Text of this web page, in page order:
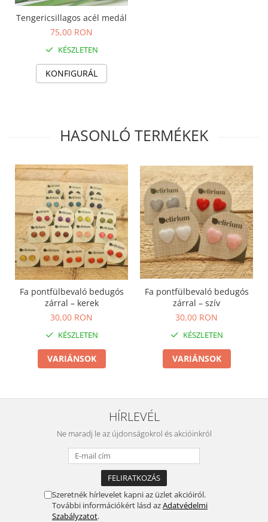
Tengericsillagos acél medál
75,00 RON
KÉSZLETEN
KONFIGURÁL
HASONLÓ TERMÉKEK
Fa pontfülbevaló bedugós
zárral – kerek
30,00 RON
KÉSZLETEN
VARIÁNSOK
Fa pontfülbevaló bedugós
zárral – szív
30,00 RON
KÉSZLETEN
VARIÁNSOK
HÍRLEVÉL
Ne maradj le az újdonságokrol és akcióinkról
Szeretnék hírlevelet kapni az üzlet akcióiról.
További információkért lásd azAdatvédelmi
Szabályzatot.